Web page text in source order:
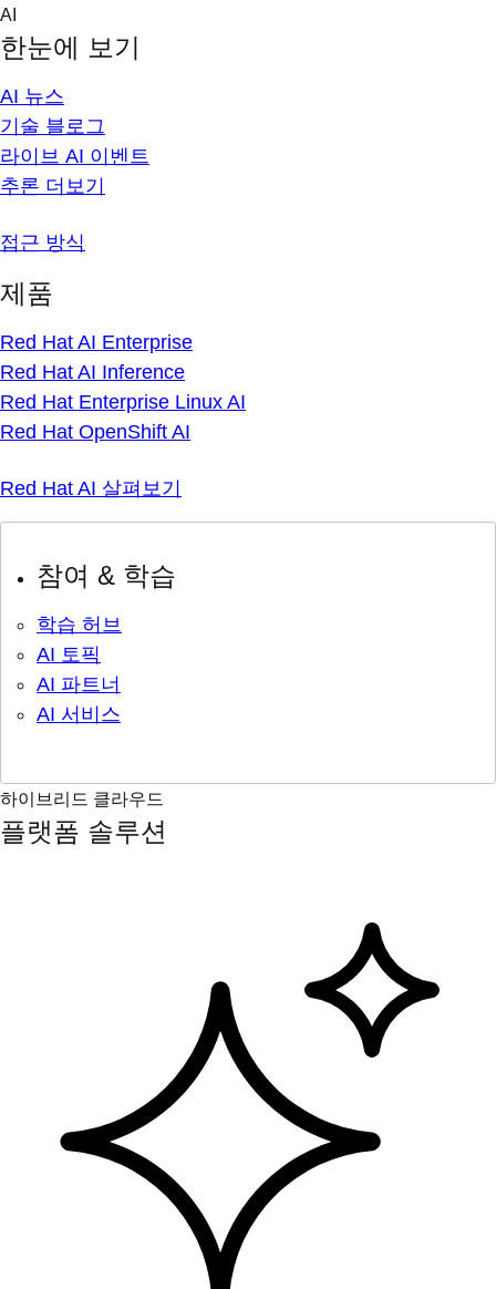
Skip
content
AI
한눈에 보기
AI 뉴스
기술 블로그
라이브 AI 이벤트
추론 더보기
접근 방식
제품
Red Hat AI Enterprise
Red Hat AI Inference
Red Hat Enterprise Linux AI
Red Hat OpenShift AI
Red Hat AI 살펴보기
참여 & 학습
학습 허브
AI 토픽
AI 파트너
AI 서비스
하이브리드 클라우드
플랫폼 솔루션